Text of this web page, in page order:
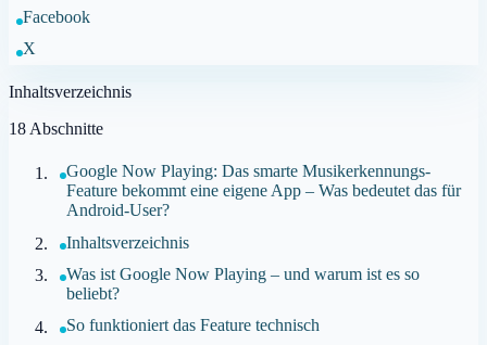
Facebook
X
Inhaltsverzeichnis
18 Abschnitte
Google Now Playing: Das smarte Musikerkennungs-
Feature bekommt eine eigene App – Was bedeutet das für
Android-User?
Inhaltsverzeichnis
Was ist Google Now Playing – und warum ist es so
beliebt?
So funktioniert das Feature technisch